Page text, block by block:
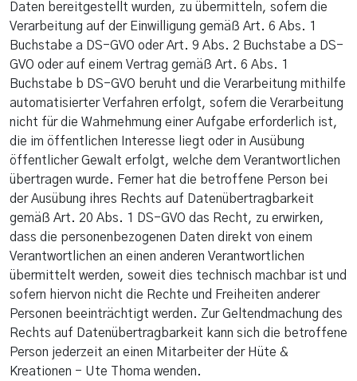
Daten bereitgestellt wurden, zu übermitteln, sofern die
Verarbeitung auf der Einwilligung gemäß Art. 6 Abs. 1
Buchstabe a DS-GVO oder Art. 9 Abs. 2 Buchstabe a DS-
GVO oder auf einem Vertrag gemäß Art. 6 Abs. 1
Buchstabe b DS-GVO beruht und die Verarbeitung mithilfe
automatisierter Verfahren erfolgt, sofern die Verarbeitung
nicht für die Wahrnehmung einer Aufgabe erforderlich ist,
die im öffentlichen Interesse liegt oder in Ausübung
öffentlicher Gewalt erfolgt, welche dem Verantwortlichen
übertragen wurde. Ferner hat die betroffene Person bei
der Ausübung ihres Rechts auf Datenübertragbarkeit
gemäß Art. 20 Abs. 1 DS-GVO das Recht, zu erwirken,
dass die personenbezogenen Daten direkt von einem
Verantwortlichen an einen anderen Verantwortlichen
übermittelt werden, soweit dies technisch machbar ist und
sofern hiervon nicht die Rechte und Freiheiten anderer
Personen beeinträchtigt werden. Zur Geltendmachung des
Rechts auf Datenübertragbarkeit kann sich die betroffene
Person jederzeit an einen Mitarbeiter der Hüte &
Kreationen - Ute Thoma wenden.